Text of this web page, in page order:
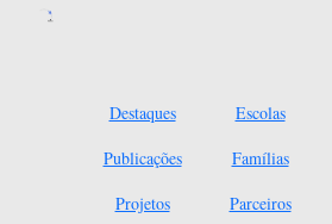
Destaques
Publicações
Projetos
Escolas
Famílias
Parceiros